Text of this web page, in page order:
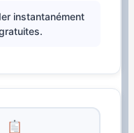
instantanément